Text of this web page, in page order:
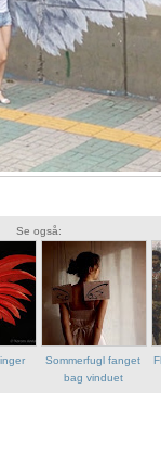
Se også:
Sommerfugl fanget
bag vinduet